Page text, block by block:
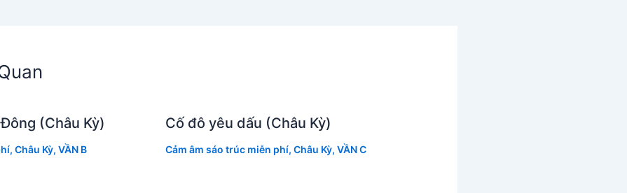
(Châu Kỳ)
, Châu Kỳ, VẦN B
Cố đô yêu dấu (Châu Kỳ)
Cảm âm sáo trúc miễn phí, Châu Kỳ, VẦN C